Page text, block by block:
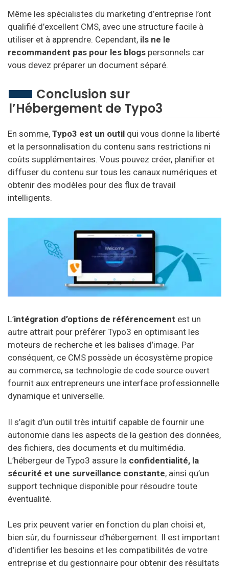
Même les spécialistes du marketing d’entreprise l’ont
qualifié d’excellent CMS, avec une structure facile à
utiliser et à apprendre. Cependant, ils ne le
recommandent pas pour les blogs personnels car
vous devez préparer un document séparé.
Conclusion sur
l’Hébergement de Typo3
En somme, Typo3 est un outil qui vous donne la liberté
et la personnalisation du contenu sans restrictions ni
coûts supplémentaires. Vous pouvez créer, planifier et
diffuser du contenu sur tous les canaux numériques et
obtenir des modèles pour des flux de travail
intelligents.
L’intégration d’options de référencement est un
autre attrait pour préférer Typo3 en optimisant les
moteurs de recherche et les balises d’image. Par
conséquent, ce CMS possède un écosystème propice
au commerce, sa technologie de code source ouvert
fournit aux entrepreneurs une interface professionnelle
dynamique et universelle.
Il s’agit d’un outil très intuitif capable de fournir une
autonomie dans les aspects de la gestion des données,
des fichiers, des documents et du multimédia.
L’hébergeur de Typo3 assure la confidentialité, la
sécurité et une surveillance constante, ainsi qu’un
support technique disponible pour résoudre toute
éventualité.
Les prix peuvent varier en fonction du plan choisi et,
bien sûr, du fournisseur d’hébergement. Il est important
d’identifier les besoins et les compatibilités de votre
entreprise et du gestionnaire pour obtenir des résultats